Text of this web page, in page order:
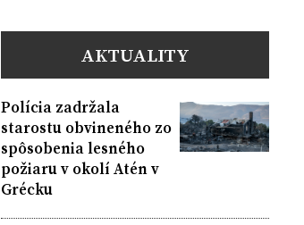
AKTUALITY
Polícia zadržala
starostu obvineného zo
spôsobenia lesného
požiaru v okolí Atén v
Grécku